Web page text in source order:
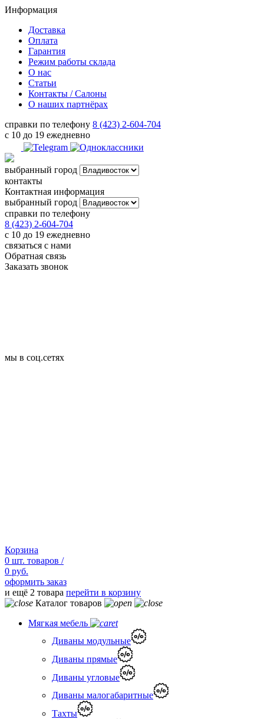
Информация
Доставка
Оплата
Гарантия
Режим работы склада
О нас
Статьи
Контакты / Салоны
О наших партнёрах
справки по телефону 8 (423) 2-604-704
с 10 до 19 ежедневно
выбранный город
контакты
Контактная информация
выбранный город
справки по телефону
8 (423) 2-604-704
с 10 до 19 ежедневно
связаться с нами
Обратная связь
Заказать звонок
мы в соц.сетях
Корзина
0 шт. товаров /
0 руб.
оформить заказ
и ещё 2 товара перейти в корзину
Каталог товаров
Мягкая мебель
Диваны модульные
Диваны прямые
Диваны угловые
Диваны малогабаритные
Тахты